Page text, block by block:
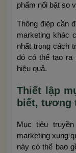
phẩm nổi bật so
Thông điệp cần
marketing khác
nhất trong cách
đó có thể tạo ra
hiệu quả.
Thiết lập
biết, tương
Mục tiêu
marketing xung
này có thể bao